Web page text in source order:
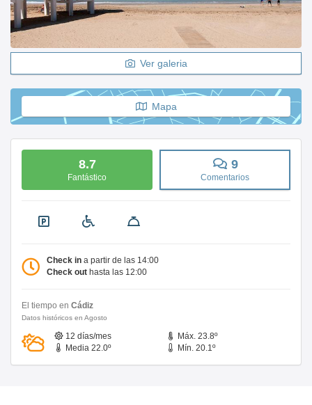
Ver galeria
Mapa
8.7
Fantástico
9
Comentarios
Check in a partir de las 14:00
Check out hasta las 12:00
El tiempo en Cádiz
Datos históricos en Agosto
12 días/mes
Máx. 23.8º
Media 22.0º
Mín. 20.1º